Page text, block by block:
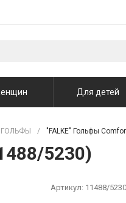
Для детей
ГОЛЬФЫ / "FALKE" Гольфы
5230)
Артикул: 11488/5230